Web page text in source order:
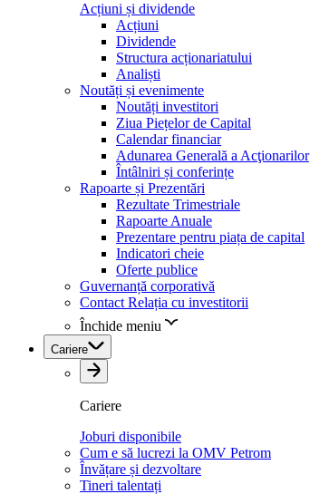
Acțiuni și dividende
Acțiuni
Dividende
Structura acționariatului
Analiști
Noutăți și evenimente
Noutăți investitori
Ziua Piețelor de Capital
Calendar financiar
Adunarea Generală a Acţionarilor
Întâlniri și conferințe
Rapoarte și Prezentări
Rezultate Trimestriale
Rapoarte Anuale
Prezentare pentru piața de capital
Indicatori cheie
Oferte publice
Guvernanță corporativă
Contact Relația cu investitorii
Închide meniu
Cariere
Cariere
Joburi disponibile
Cum e să lucrezi la OMV Petrom
Învățare și dezvoltare
Tineri talentați